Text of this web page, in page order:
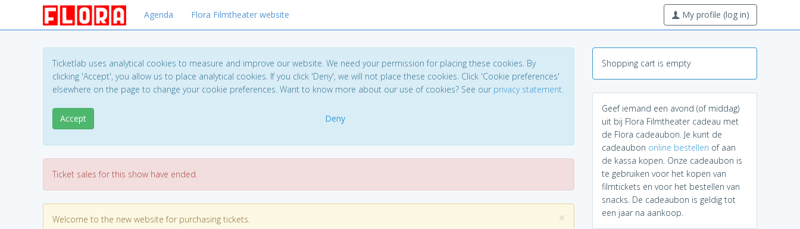
Agenda Flora Filmtheater website My profile (log in)
Ticketlab uses analytical cookies to measure and improve our website. We need your permission for placing these cookies. By
clicking 'Accept', you allow us to place analytical cookies. If you click 'Deny', we will not place these cookies. Click 'Cookie preferences'
elsewhere on the page to change your cookie preferences. Want to know more about our use of cookies? See our privacy statement.
Accept Deny
Ticket sales for this show have ended.
×
Welcome to the new website for purchasing tickets.
Shopping cart is empty
Geef iemand een avond (of middag)
uit bij Flora Filmtheater cadeau met
de Flora cadeaubon. Je kunt de
cadeaubon online bestellen of aan
de kassa kopen. Onze cadeaubon is
te gebruiken voor het kopen van
filmtickets en voor het bestellen van
snacks. De cadeaubon is geldig tot
een jaar na aankoop.